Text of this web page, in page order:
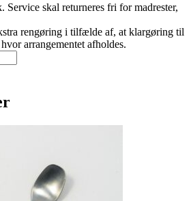
Service skal returneres fri for madrester,
rengøring i tilfælde af, at klargøring til
arrangementet afholdes.